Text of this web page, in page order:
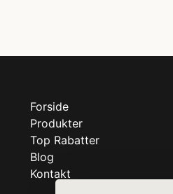
Forside
Produkter
Top Rabatter
Blog
Kontakt